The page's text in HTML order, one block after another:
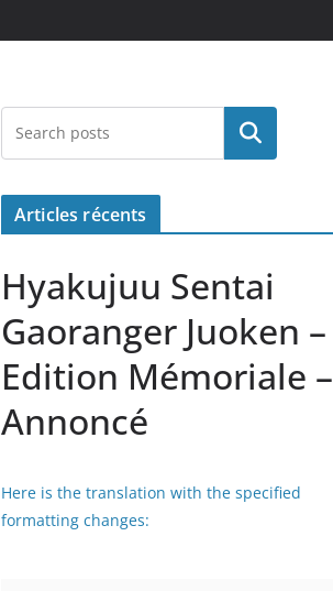
Rechercher
Articles récents
Hyakujuu Sentai
Gaoranger Juoken –
Edition Mémoriale –
Annoncé
Here is the translation with the specified
formatting changes: